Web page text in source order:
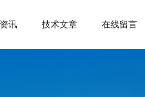
讯 技术文章 在线留言